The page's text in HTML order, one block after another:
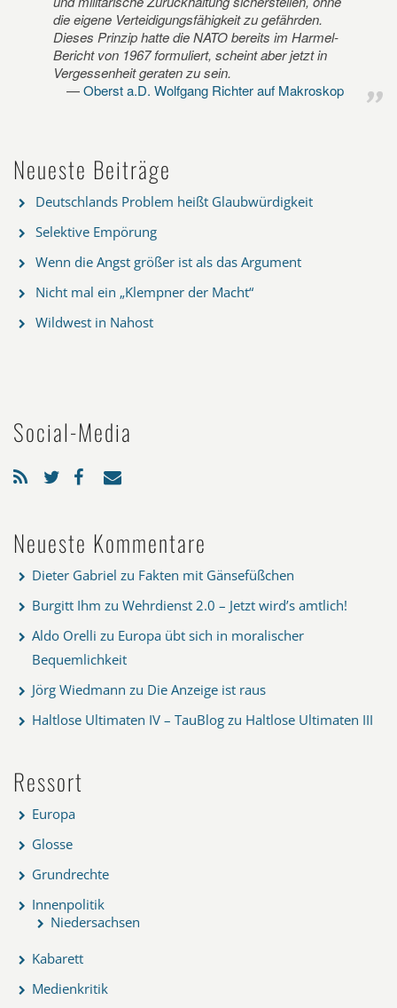
die eigene Verteidigungsfähigkeit zu gefährden.
Dieses Prinzip hatte die NATO bereits im Harmel-
Bericht von 1967 formuliert, scheint aber jetzt in
Vergessenheit geraten zu sein.
Oberst a.D. Wolfgang Richter auf Makroskop
Neueste Beiträge
Deutschlands Problem heißt Glaubwürdigkeit
Selektive Empörung
Wenn die Angst größer ist als das Argument
Nicht mal ein „Klempner der Macht“
Wildwest in Nahost
Social-Media
Neueste Kommentare
Dieter Gabriel zu Fakten mit Gänsefüßchen
Burgitt Ihm zu Wehrdienst 2.0 – Jetzt wird’s amtlich!
Aldo Orelli zu Europa übt sich in moralischer
Bequemlichkeit
Jörg Wiedmann zu Die Anzeige ist raus
Haltlose Ultimaten IV – TauBlog zu Haltlose Ultimaten III
Ressort
Europa
Glosse
Grundrechte
Innenpolitik
Niedersachsen
Kabarett
Medienkritik